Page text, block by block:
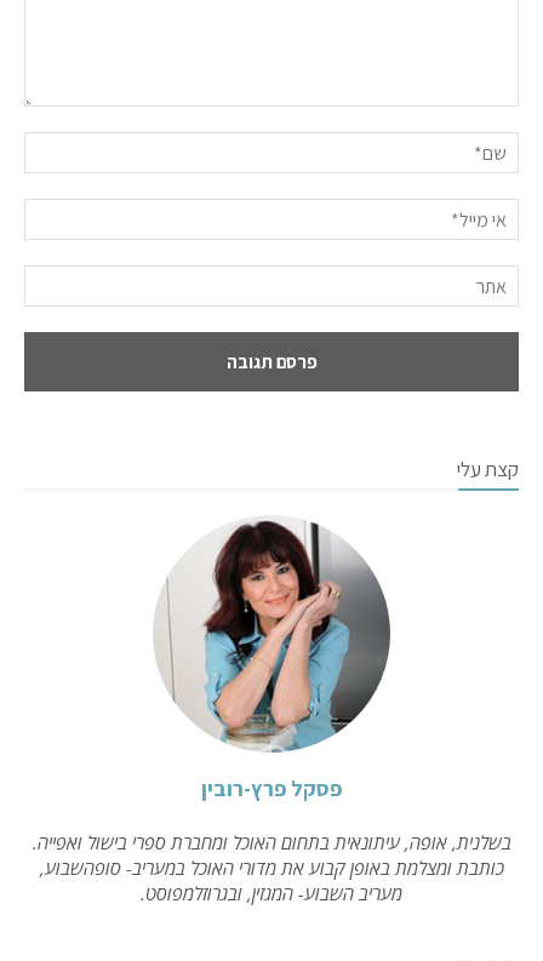
קצת עלי
פסקל פרץ-רובין
בשלנית, אופה, עיתונאית בתחום האוכל ומחברת ספרי בישול ואפייה.
כותבת ומצלמת באופן קבוע את מדורי האוכל במעריב- סופהשבוע,
מעריב השבוע- המגזין, ובגרוזלמפוסט.